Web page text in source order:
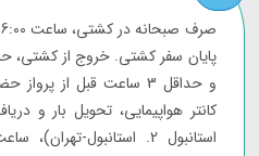
پایان سفر کشتی. خروج از کشتی،
و حداقل 3 ساعت قبل از